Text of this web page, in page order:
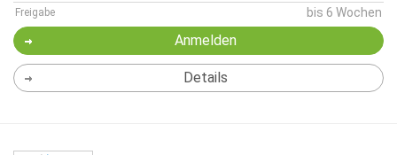
Freigabe bis 6 Wochen
Anmelden
Details